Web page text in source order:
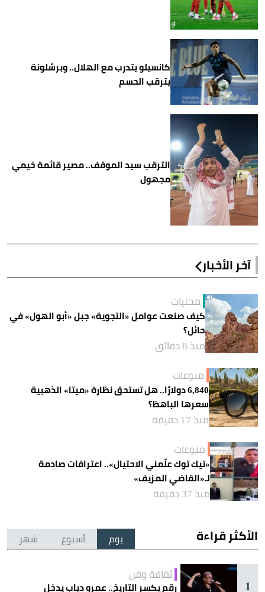
كانسيلو يتدرب مع الهلال.. وبرشلونة
يترقب الحسم
الترقب سيد الموقف.. مصير قائمة خيمي
مجهول
آخر الأخبار
محليات
كيف صنعت عوامل «التجوية» جبل «أبو الهول» في
حائل؟
منذ 8 دقائق
منوعات
6,840 دولارًا.. هل تستحق نظارة «ميتا» الذهبية
سعرها الباهظ؟
منذ 17 دقيقة
منوعات
«تيك توك علّمني الاحتيال».. اعترافات صادمة
لـ«القاضي المزيف»
منذ 37 دقيقة
الأكثر قراءة يوم أسبوع شهر
1
ثقافة وفن
رقم يكسر التاريخ.. عمرو دياب يدخل